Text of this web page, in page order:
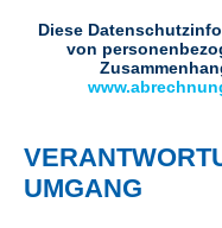
Diese
von
UMGANG